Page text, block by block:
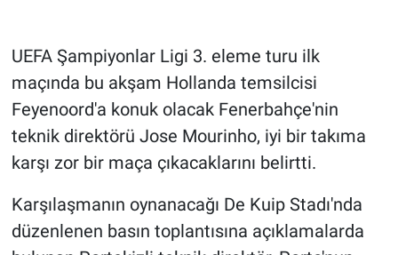
UEFA Şampiyonlar Ligi 3. eleme turu ilk
maçında bu akşam Hollanda temsilcisi
Feyenoord'a konuk olacak Fenerbahçe'nin
teknik direktörü Jose Mourinho, iyi bir takıma
karşı zor bir maça çıkacaklarını belirtti.
Karşılaşmanın oynanacağı De Kuip Stadı'nda
düzenlenen basın toplantısına açıklamalarda
Günün görüntüsü
Haber
İlan
Kimdir